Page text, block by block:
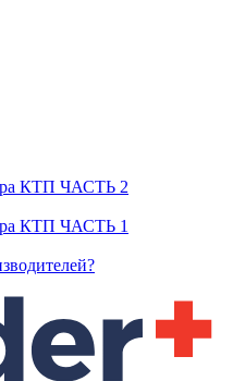
КТП ЧАСТЬ 2
КТП ЧАСТЬ 1